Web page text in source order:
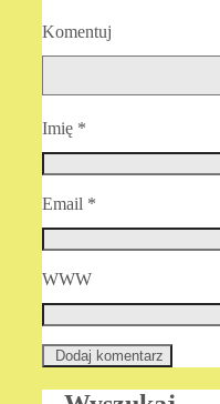
Komentuj
Imię *
Email *
WWW